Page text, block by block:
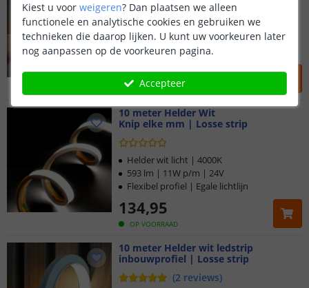
(2 reviews)
OP VOORRAAD
99,95
Helder wit licht | 4000K
800 lm | 12W p/m | 24V
Flexibel profiel | Egale lichtlijn
10 meter Helder Wit
Knip elke mm | Losse strip
OP VOORRAAD
134,95
Helder wit licht | 4000K
593 lm | 11W p/m | 24V
Flexibel profiel | Egale lichtlijn
10 meter Helder wit ledstrip
inbouwprofiel | Losse strip
(2 reviews)
Kiest u voor weigeren? Dan plaatsen we alleen
functionele en analytische cookies en gebruiken we
technieken die daarop lijken. U kunt uw voorkeuren later
nog aanpassen op de voorkeuren pagina.
Accepteer